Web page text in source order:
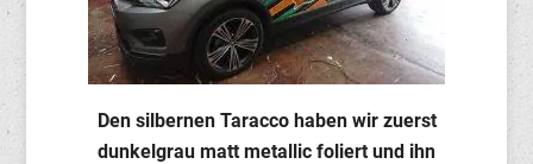
Den silbernen Taracco haben wir zuerst
dunkelgrau matt metallic foliert und ihn